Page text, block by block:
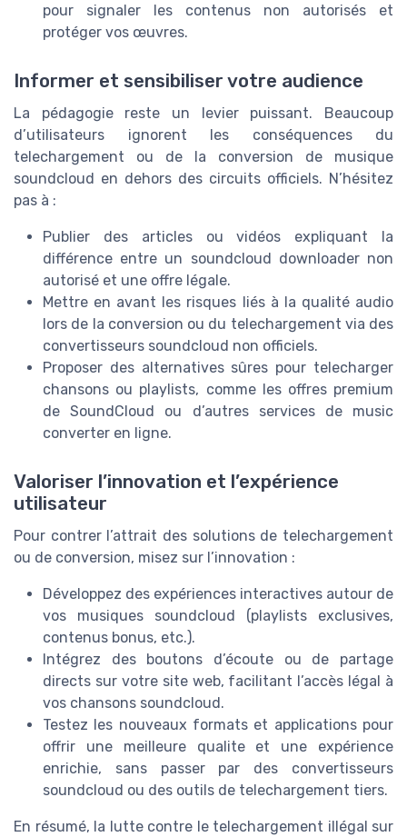
pour signaler les contenus non autorisés et
protéger vos œuvres.
Informer et sensibiliser votre audience
La pédagogie reste un levier puissant. Beaucoup
d’utilisateurs ignorent les conséquences du
telechargement ou de la conversion de musique
soundcloud en dehors des circuits officiels. N’hésitez
pas à :
Publier des articles ou vidéos expliquant la
différence entre un soundcloud downloader non
autorisé et une offre légale.
Mettre en avant les risques liés à la qualité audio
lors de la conversion ou du telechargement via des
convertisseurs soundcloud non officiels.
Proposer des alternatives sûres pour telecharger
chansons ou playlists, comme les offres premium
de SoundCloud ou d’autres services de music
converter en ligne.
Valoriser l’innovation et l’expérience
utilisateur
Pour contrer l’attrait des solutions de telechargement
ou de conversion, misez sur l’innovation :
Développez des expériences interactives autour de
vos musiques soundcloud (playlists exclusives,
contenus bonus, etc.).
Intégrez des boutons d’écoute ou de partage
directs sur votre site web, facilitant l’accès légal à
vos chansons soundcloud.
Testez les nouveaux formats et applications pour
offrir une meilleure qualite et une expérience
enrichie, sans passer par des convertisseurs
soundcloud ou des outils de telechargement tiers.
En résumé, la lutte contre le telechargement illégal sur